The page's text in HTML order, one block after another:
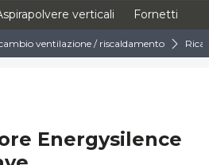
verticali Fornetti
ventilazione / riscaldamento
Energysilence